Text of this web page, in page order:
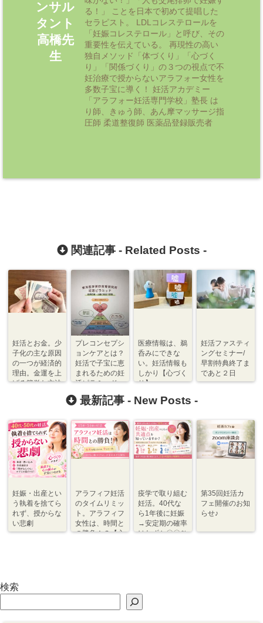
ンサル
タント
高橋先
生
る！」 ことを日本で初めて提唱した
セラピスト。 LDLコレステロールを
「妊娠コレステロール」と呼び、その
重要性を伝えている。 再現性の高い
独自メソッド「体づくり」「心づく
り」「関係づくり」の３つの視点で不
妊治療で授からないアラフォー女性を
多数子宝に導く！ 妊活アカデミー
「アラフォー妊活専門学校」塾長 は
り師、きゅう師、あん摩マッサージ指
圧師 柔道整復師 医薬品登録販売者
関連記事 - Related Posts -
妊活とお金。少
子化の主な原因
の一つが経済的
理由。金運を上
げる簡単な方法
プレコンセプシ
ョンケアとは？
妊活で子宝に恵
まれるための妊
活ピラミッド
医療情報は、鵜
呑みにできな
い。妊活情報も
しかり【心づく
り】
妊活ファスティ
ングセミナー/
早割特典終了ま
であと２日
最新記事 - New Posts -
妊娠・出産とい
う執着を捨てら
れず、授からな
い悲劇
アラフィフ妊活
のタイムリミッ
ト。アラフィフ
女性は、時間と
の勝負！？【心
疫学で取り組む
妊活。40代な
ら1年後に妊娠
→安定期の確率
はわずか〇〇％
第35回妊活カ
フェ開催のお知
らせ♪
検索